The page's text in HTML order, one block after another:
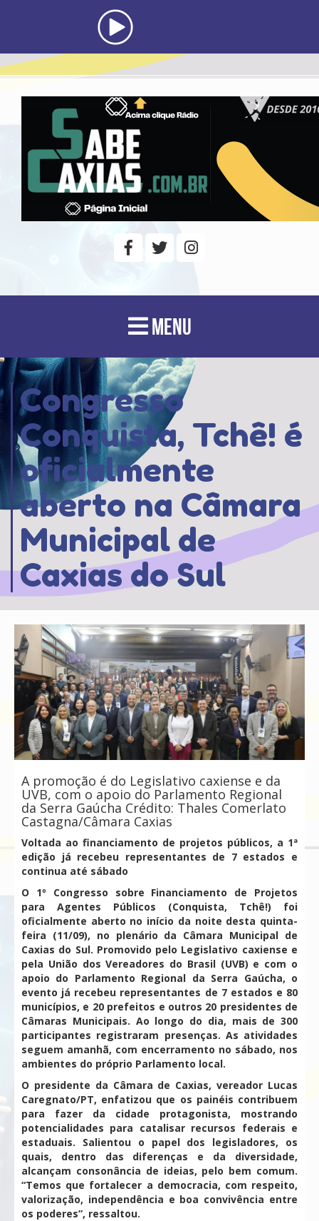
MENU
Congresso
Conquista, Tchê! é
oficialmente
aberto na Câmara
Municipal de
Caxias do Sul
A promoção é do Legislativo caxiense e da
UVB, com o apoio do Parlamento Regional
da Serra Gaúcha Crédito: Thales Comerlato
Castagna/Câmara Caxias
Voltada ao financiamento de projetos públicos, a 1ª
edição já recebeu representantes de 7 estados e
continua até sábado
O 1º Congresso sobre Financiamento de Projetos
para Agentes Públicos (Conquista, Tchê!) foi
oficialmente aberto no início da noite desta quinta-
feira (11/09), no plenário da Câmara Municipal de
Caxias do Sul. Promovido pelo Legislativo caxiense e
pela União dos Vereadores do Brasil (UVB) e com o
apoio do Parlamento Regional da Serra Gaúcha, o
evento já recebeu representantes de 7 estados e 80
municípios, e 20 prefeitos e outros 20 presidentes de
Câmaras Municipais. Ao longo do dia, mais de 300
participantes registraram presenças. As atividades
seguem amanhã, com encerramento no sábado, nos
ambientes do próprio Parlamento local.
O presidente da Câmara de Caxias, vereador Lucas
Caregnato/PT, enfatizou que os painéis contribuem
para fazer da cidade protagonista, mostrando
potencialidades para catalisar recursos federais e
estaduais. Salientou o papel dos legisladores, os
quais, dentro das diferenças e da diversidade,
alcançam consonância de ideias, pelo bem comum.
“Temos que fortalecer a democracia, com respeito,
valorização, independência e boa convivência entre
os poderes”, ressaltou.